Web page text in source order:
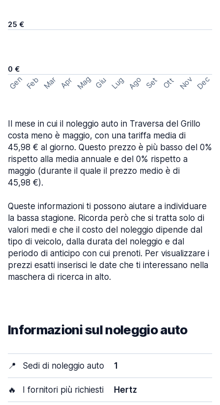
25 €
0 €
Gen Feb Mar Apr Mag Giu Lug Ago Set Ott Nov Dec
Il mese in cui il noleggio auto in Traversa del Grillo
costa meno è maggio, con una tariffa media di
45,98 € al giorno. Questo prezzo è più basso del 0%
rispetto alla media annuale e del 0% rispetto a
maggio (durante il quale il prezzo medio è di
45,98 €).
Queste informazioni ti possono aiutare a individuare
la bassa stagione. Ricorda però che si tratta solo di
valori medi e che il costo del noleggio dipende dal
tipo di veicolo, dalla durata del noleggio e dal
periodo di anticipo con cui prenoti. Per visualizzare i
prezzi esatti inserisci le date che ti interessano nella
maschera di ricerca in alto.
Informazioni sul noleggio auto
📍 Sedi di noleggio auto 1
🔥 I fornitori più richiesti Hertz